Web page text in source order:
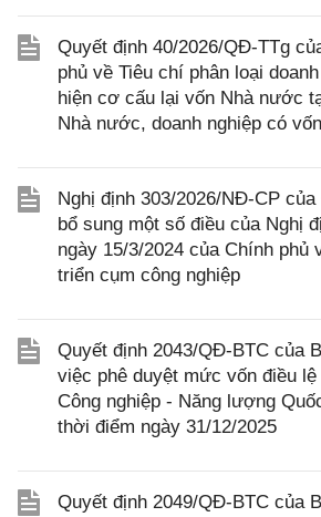
Quyết định 40/2026/QĐ-TTg
phủ về Tiêu chí phân loại
hiện cơ cấu lại vốn Nhà nước
Nhà nước, doanh nghiệp có
Nghị định 303/2026/NĐ-CP
bổ sung một số điều của Nghị
ngày 15/3/2024 của Chính phủ
triển cụm công nghiệp
Quyết định 2043/QĐ-BTC của
việc phê duyệt mức vốn điều lệ
Công nghiệp - Năng lượng
thời điểm ngày 31/12/2025
Quyết định 2049/QĐ-BTC của